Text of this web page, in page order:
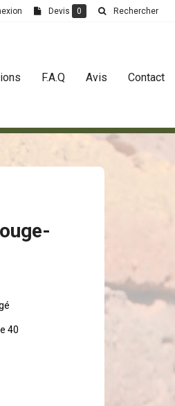
F.A.Q Avis Contact
40
Devis 0 Rechercher